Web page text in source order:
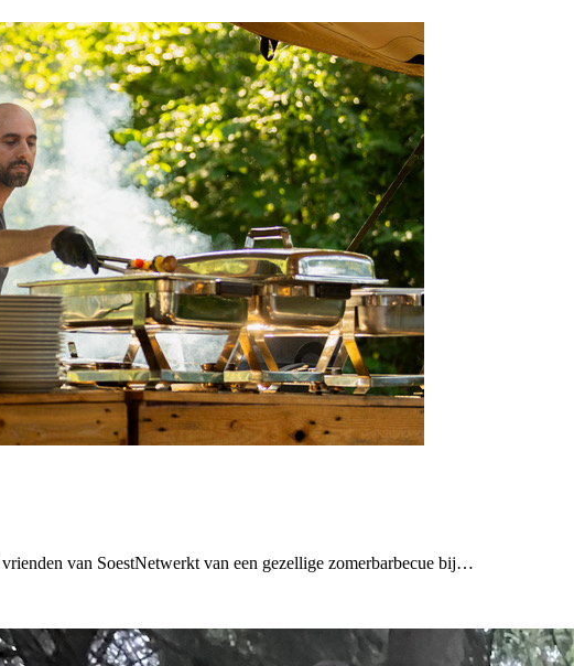
van SoestNetwerkt van een gezellige zomerbarbecue bij…